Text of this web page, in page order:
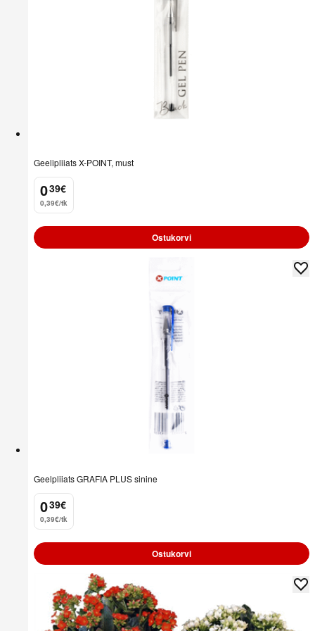
Geelipliiats X-POINT, must
0
. 39€
0,39€/tk
Ostukorvi
Geelpliiats GRAFIA PLUS sinine
0
. 39€
0,39€/tk
Ostukorvi